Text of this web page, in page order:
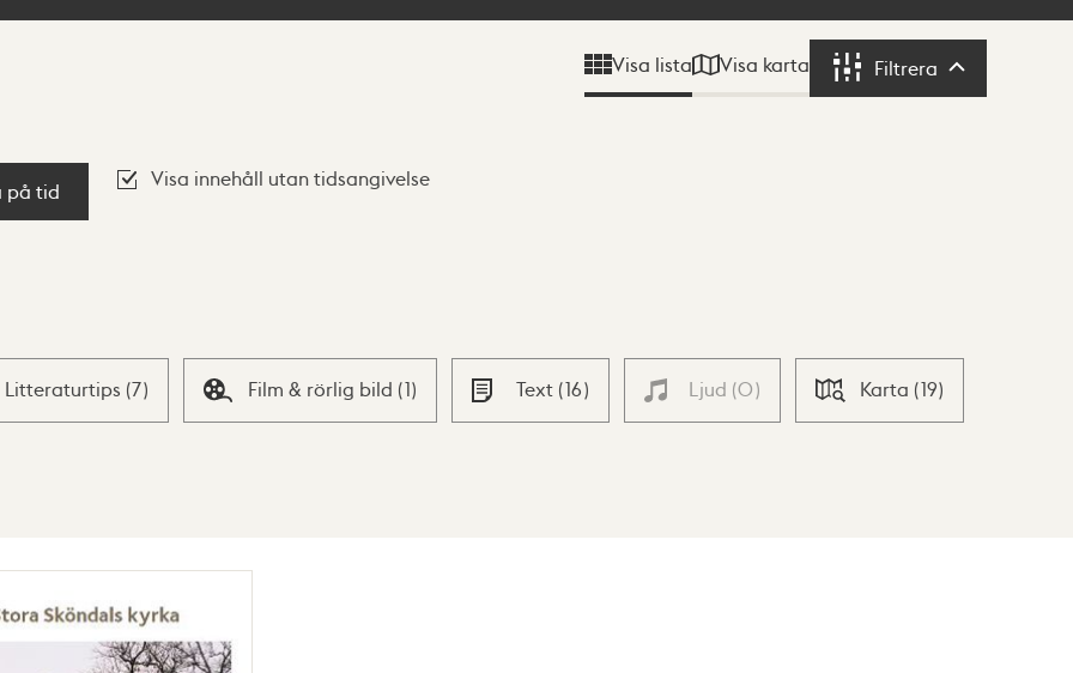
Visa lista Visa karta Filtrera Filtrera
på tid
Visa innehåll utan tidsangivelse
Litteraturtips (7) Film & rörlig bild (1) Text (16) Ljud (0) Karta (19)